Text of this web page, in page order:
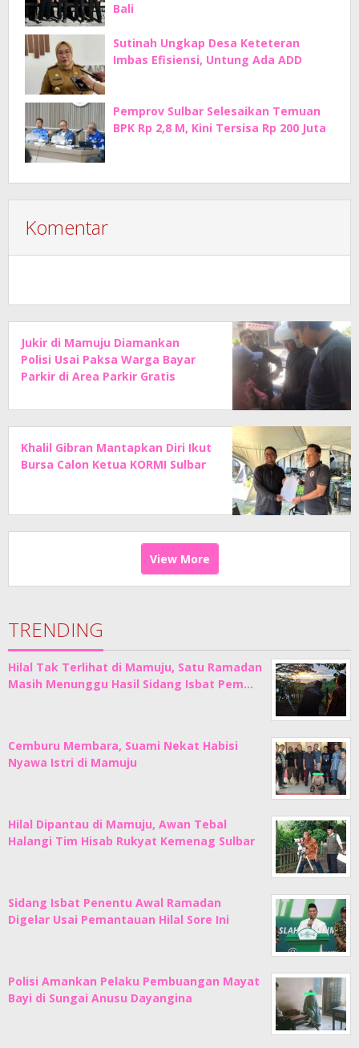
Bali
Sutinah Ungkap Desa Keteteran
Imbas Efisiensi, Untung Ada ADD
Pemprov Sulbar Selesaikan Temuan
BPK Rp 2,8 M, Kini Tersisa Rp 200 Juta
Komentar
Jukir di Mamuju Diamankan
Polisi Usai Paksa Warga Bayar
Parkir di Area Parkir Gratis
Khalil Gibran Mantapkan Diri Ikut
Bursa Calon Ketua KORMI Sulbar
View More
TRENDING
Hilal Tak Terlihat di Mamuju, Satu Ramadan
Masih Menunggu Hasil Sidang Isbat Pem…
Cemburu Membara, Suami Nekat Habisi
Nyawa Istri di Mamuju
Hilal Dipantau di Mamuju, Awan Tebal
Halangi Tim Hisab Rukyat Kemenag Sulbar
Sidang Isbat Penentu Awal Ramadan
Digelar Usai Pemantauan Hilal Sore Ini
Polisi Amankan Pelaku Pembuangan Mayat
Bayi di Sungai Anusu Dayangina